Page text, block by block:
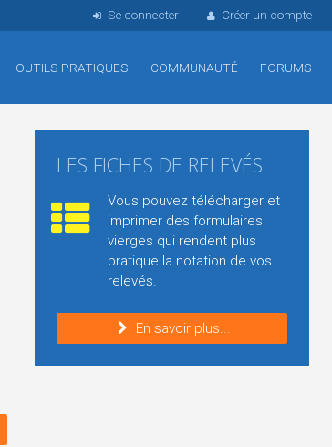
Se connecter Créer un compte
OUTILS PRATIQUES COMMUNAUTÉ FORUMS
LES FICHES DE RELEVÉS
Vous pouvez télécharger et
imprimer des formulaires
vierges qui rendent plus
pratique la notation de vos
relevés.
En savoir plus...